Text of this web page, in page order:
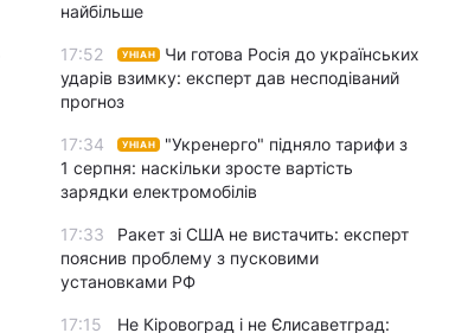
найбільше
17:52 УНІАН
Чи готова Росія до українських
ударів взимку: експерт дав несподіваний
прогноз
17:34 УНІАН
"Укренерго" підняло тарифи з
1 серпня: наскільки зросте вартість
зарядки електромобілів
17:33
Ракет зі США не вистачить: експерт
пояснив проблему з пусковими
установками РФ
17:15
Не Кіровоград і не Єлисаветград: